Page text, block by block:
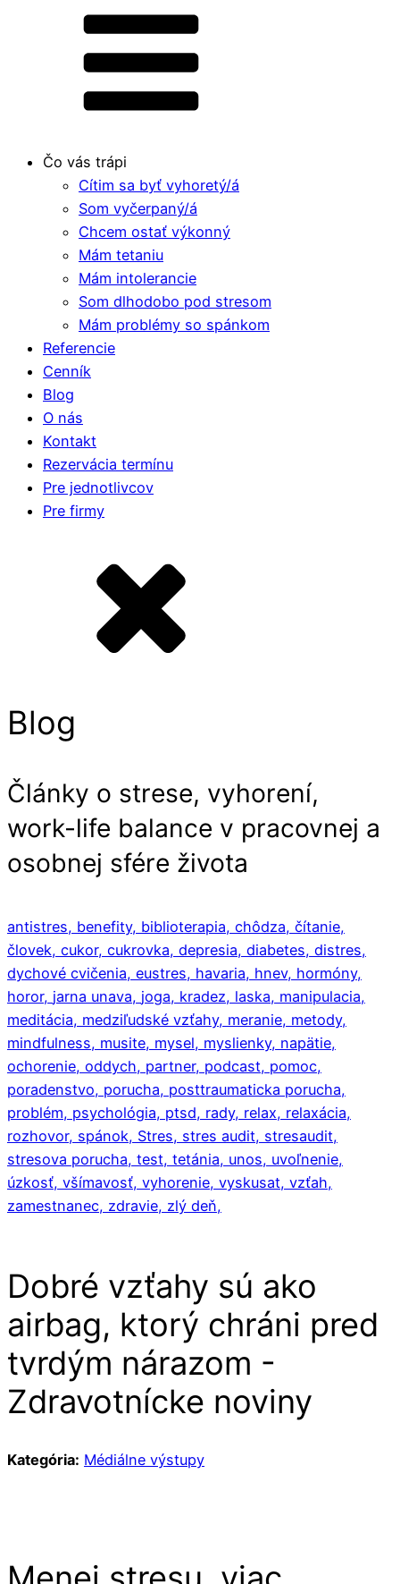
Čo vás trápi
Cítim sa byť vyhoretý/á
Som vyčerpaný/á
Chcem ostať výkonný
Mám tetaniu
Mám intolerancie
Som dlhodobo pod stresom
Mám problémy so spánkom
Referencie
Cenník
Blog
O nás
Kontakt
Rezervácia termínu
Pre jednotlivcov
Pre firmy
Blog
Články o strese, vyhorení,
work-life balance v pracovnej a
osobnej sfére života
antistres, benefity, biblioterapia, chôdza, čítanie,
človek, cukor, cukrovka, depresia, diabetes, distres,
dychové cvičenia, eustres, havaria, hnev, hormóny,
horor, jarna unava, joga, kradez, laska, manipulacia,
meditácia, medziľudské vzťahy, meranie, metody,
mindfulness, musite, mysel, myslienky, napätie,
ochorenie, oddych, partner, podcast, pomoc,
poradenstvo, porucha, posttraumaticka porucha,
problém, psychológia, ptsd, rady, relax, relaxácia,
rozhovor, spánok, Stres, stres audit, stresaudit,
stresova porucha, test, tetánia, unos, uvoľnenie,
úzkosť, všímavosť, vyhorenie, vyskusat, vzťah,
zamestnanec, zdravie, zlý deň,
Dobré vzťahy sú ako
airbag, ktorý chráni pred
tvrdým nárazom -
Zdravotnícke noviny
Kategória: Médiálne výstupy